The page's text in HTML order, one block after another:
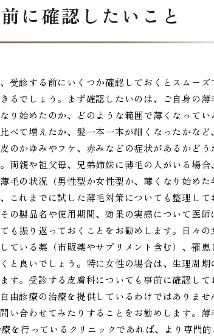
に確認したいこと
診する前にいくつか確認しておくとスムーズ
るでしょう。まず確認したいのは、ご自身の薄
り始めたのか、どのような範囲で薄くなってい
べて増えたか、髪一本一本が細くなったかなど
のかゆみやフケ、赤みなどの症状があるかどう
両親や祖父母、兄弟姉妹に薄毛の人がいる場合
毛の状況（男性型か女性型か、薄くなり始めた
これまでに試した薄毛対策についても整理して
の製品名や使用期間、効果の実感について医師
振り返っておくことをお勧めします。日々の
ている薬（市販薬やサプリメント含む）、罹患
と良いでしょう。特に女性の場合は、生理周期
す。受診する皮膚科についても事前に確認して
由診療の治療を提供しているわけではありませ
い合わせてみたりすることをお勧めします。薄
を行っているクリニックであれば、より専門的